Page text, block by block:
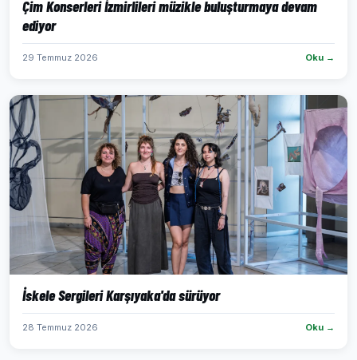
Çim Konserleri İzmirlileri müzikle buluşturmaya devam
ediyor
29 Temmuz 2026 Oku →
İskele Sergileri Karşıyaka'da sürüyor
28 Temmuz 2026 Oku →